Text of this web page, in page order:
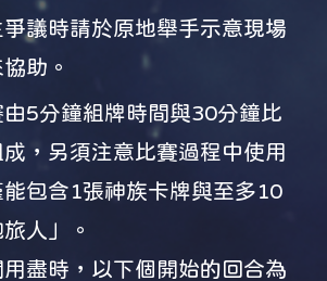
議時請於原地舉手示意現場
助。
由5分鐘組牌時間與30分鐘比
，另須注意比賽過程中使用
能包含1張神族卡牌與至多10
人」。
用盡時，以下個開始的回合為